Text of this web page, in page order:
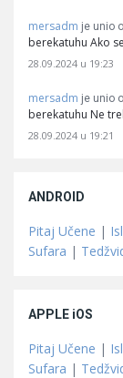
mersadm je unio
berekatuhu Ako
28.09.2024 u 19:23
mersadm je unio
berekatuhu Ne
28.09.2024 u 19:21
ANDROID
Pitaj Učene |
Sufara |
APPLE iOS
Pitaj Učene |
Sufara |